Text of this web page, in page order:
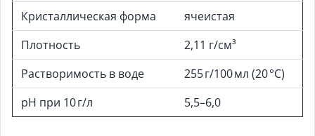
Кристаллическая форма
ячеистая
Плотность
2,11 г/см³
Растворимость в воде
255 г/100 мл (20 °C)
pH при 10 г/л
5,5–6,0